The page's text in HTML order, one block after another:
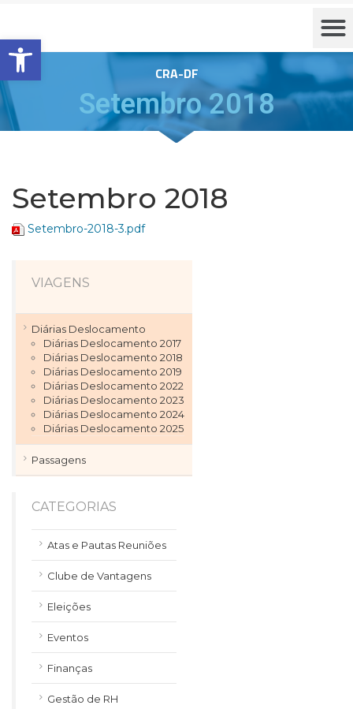
Barra de Ferramentas Aberta
CRA-DF
Setembro 2018
Setembro 2018
Setembro-2018-3.pdf
VIAGENS
Diárias Deslocamento
Diárias Deslocamento 2017
Diárias Deslocamento 2018
Diárias Deslocamento 2019
Diárias Deslocamento 2022
Diárias Deslocamento 2023
Diárias Deslocamento 2024
Diárias Deslocamento 2025
Passagens
CATEGORIAS
Atas e Pautas Reuniões
Clube de Vantagens
Eleições
Eventos
Finanças
Gestão de RH